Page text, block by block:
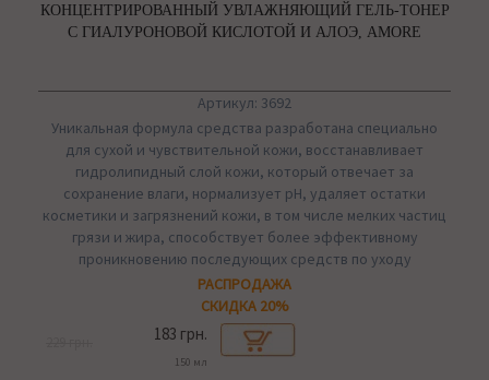
КОНЦЕНТРИРОВАННЫЙ УВЛАЖНЯЮЩИЙ ГЕЛЬ-ТОНЕР
С ГИАЛУРОНОВОЙ КИСЛОТОЙ И АЛОЭ, AMORE
Артикул: 3692
Уникальная формула средства разработана специально
для сухой и чувствительной кожи, восстанавливает
гидролипидный слой кожи, который отвечает за
сохранение влаги, нормализует pH, удаляет остатки
косметики и загрязнений кожи, в том числе мелких частиц
грязи и жира, способствует более эффективному
проникновению последующих средств по уходу
РАСПРОДАЖА
СКИДКА 20%
183 грн.
150 мл